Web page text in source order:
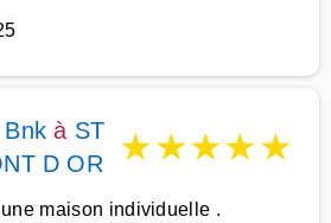
à ST
D OR
★★★★★
maison individuelle .